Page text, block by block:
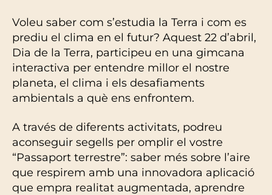
Voleu saber com s’estudia la Terra i com es
prediu el clima en el futur? Aquest 22 d’abril,
Dia de la Terra, participeu en una gimcana
interactiva per entendre millor el nostre
planeta, el clima i els desafiaments
ambientals a què ens enfrontem.
A través de diferents activitats, podreu
aconseguir segells per omplir el vostre
“Passaport terrestre”: saber més sobre l’aire
que respirem amb una innovadora aplicació
que empra realitat augmentada, aprendre